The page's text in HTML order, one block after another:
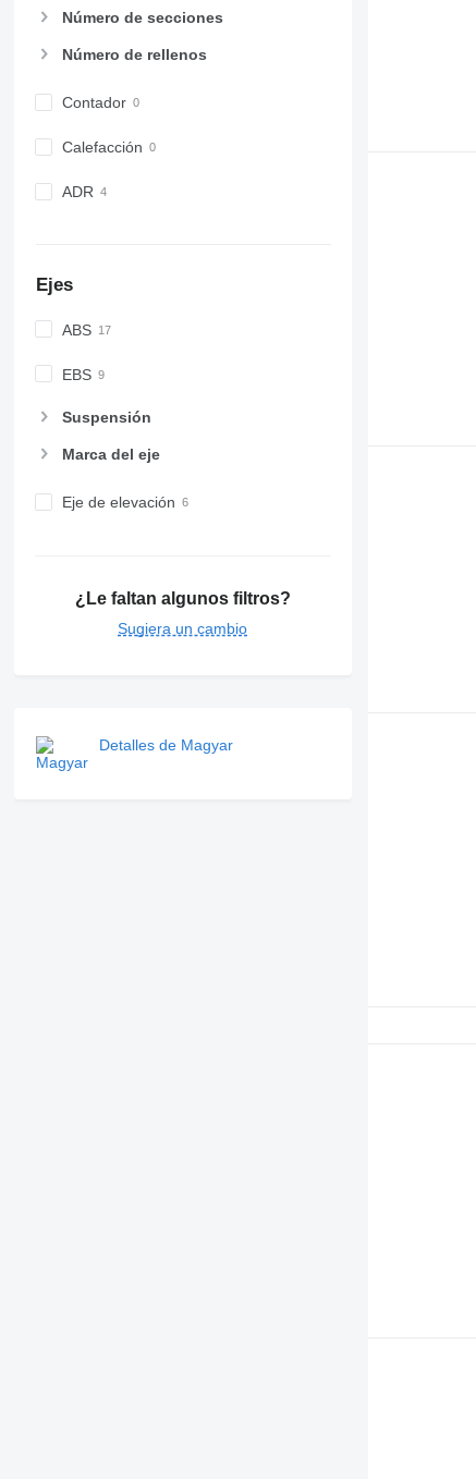
Número de secciones
Número de rellenos
Contador
Calefacción
ADR
Ejes
ABS
EBS
Suspensión
Marca del eje
Eje de elevación
¿Le faltan algunos filtros?
Sugiera un cambio
Detalles de Magyar